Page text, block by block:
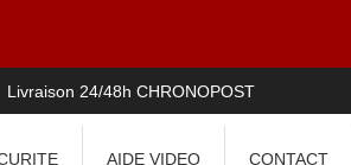
Livraison 24/48h CHRONOPOST
AIDE VIDEO CONTACT